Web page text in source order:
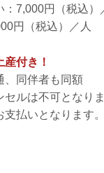
7,000円（税込）
円（税込）／人
付き！
同伴者も同額
ルは不可となりま
払いとなります。